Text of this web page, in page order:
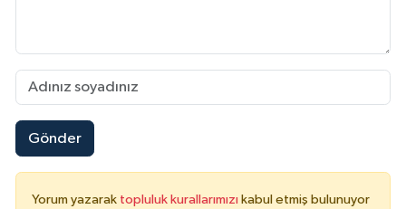
Gönder
Yorum yazarak topluluk kurallarımızı kabul etmiş bulunuyor